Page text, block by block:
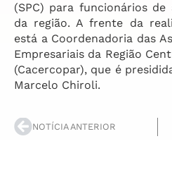
(SPC) para funcionários de
da região. A frente da
está a Coordenadoria das
Empresariais da Região
(Cacercopar), que é
Marcelo Chiroli.
NOTÍCIA ANTERIOR